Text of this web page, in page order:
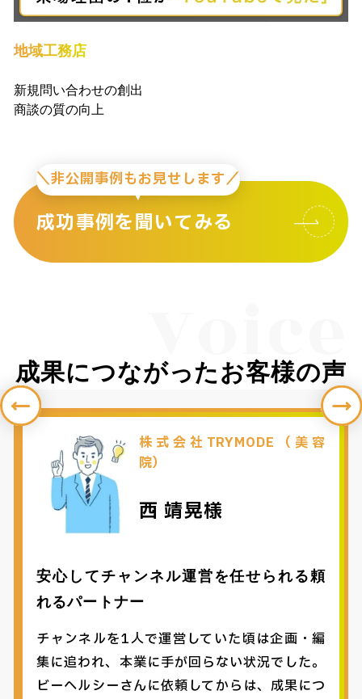
地域工務店
新規問い合わせの創出
商談の質の向上
＼非公開事例もお見せします／
成功事例を聞いてみる
Voice
成果につながったお客様の声
株式会社TRYMODE（美容
院）
西 靖晃様
安心してチャンネル運営を任せられる頼
れるパートナー
チャンネルを1人で運営していた頃は企画・編
集に追われ、本業に手が回らない状況でした。
ビーヘルシーさんに依頼してからは、成果につ